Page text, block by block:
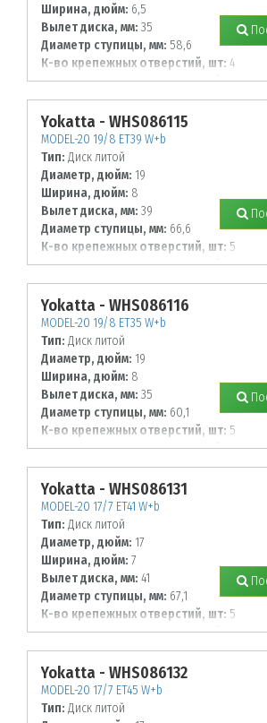
Ширина, дюйм: 6,5
Вылет диска, мм: 35
Диаметр ступицы, мм: 58,6
К-во крепежных отверстий, шт: 4
Диаметр располож. отверстий, мм:
98
Yokatta - WHS086115
MODEL-20 19/8 ET39 W+b
Тип: Диск литой
Диаметр, дюйм: 19
Ширина, дюйм: 8
Вылет диска, мм: 39
Диаметр ступицы, мм: 66,6
К-во крепежных отверстий, шт: 5
Диаметр располож. отверстий, мм:
112
Yokatta - WHS086116
MODEL-20 19/8 ET35 W+b
Тип: Диск литой
Диаметр, дюйм: 19
Ширина, дюйм: 8
Вылет диска, мм: 35
Диаметр ступицы, мм: 60,1
К-во крепежных отверстий, шт: 5
Диаметр располож. отверстий, мм:
114,3
Yokatta - WHS086131
MODEL-20 17/7 ET41 W+b
Тип: Диск литой
Диаметр, дюйм: 17
Ширина, дюйм: 7
Вылет диска, мм: 41
Диаметр ступицы, мм: 67,1
К-во крепежных отверстий, шт: 5
Диаметр располож. отверстий, мм:
120
Yokatta - WHS086132
MODEL-20 17/7 ET45 W+b
Тип: Диск литой